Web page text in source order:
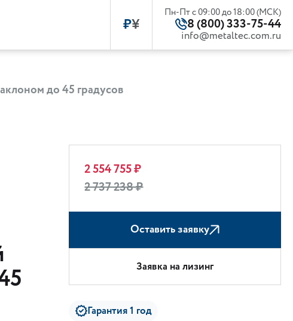
₽¥
Пн-Пт с 09:00 до 18:00 (МСК)
8 (800) 333-75-44
info@metaltec.com.ru
до 45 градусов
2 554 755 ₽
2 737 238 ₽
Оставить заявку
Заявка на лизинг
Гарантия 1 год